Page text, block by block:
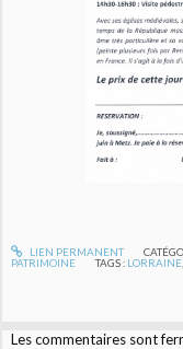
LIEN PERMANENT
PATRIMOINE
TAGS : LORRAINE
Les commentaires sont